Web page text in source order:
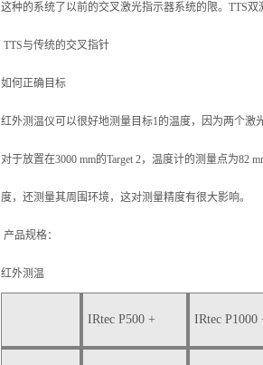
这种的系统了以前的交叉激光指示器系统的限。TTS
TTS与传统的交叉指针
如何正确目标
红外测温仪可以很好地测量目标1的温度，因为两个激
对于放置在3000 mm的Target 2，温度计的测量点为82
度，还测量其周围环境，这对测量精度有很大影响。
产品规格：
红外测温
IRtec P500 + IRtec P1000